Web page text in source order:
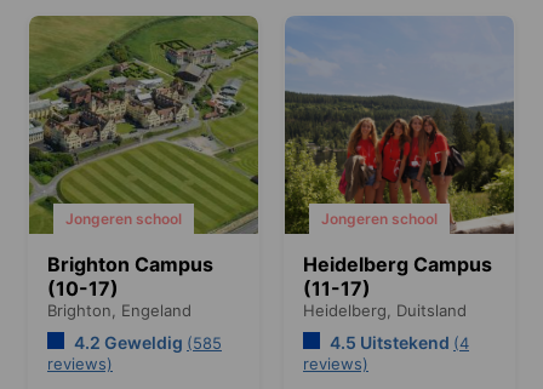
Jongeren school
Brighton Campus
(10-17)
Brighton, Engeland
4.2 Geweldig (585
reviews)
Jongeren school
Heidelberg Campus
(11-17)
Heidelberg, Duitsland
4.5 Uitstekend (4
reviews)